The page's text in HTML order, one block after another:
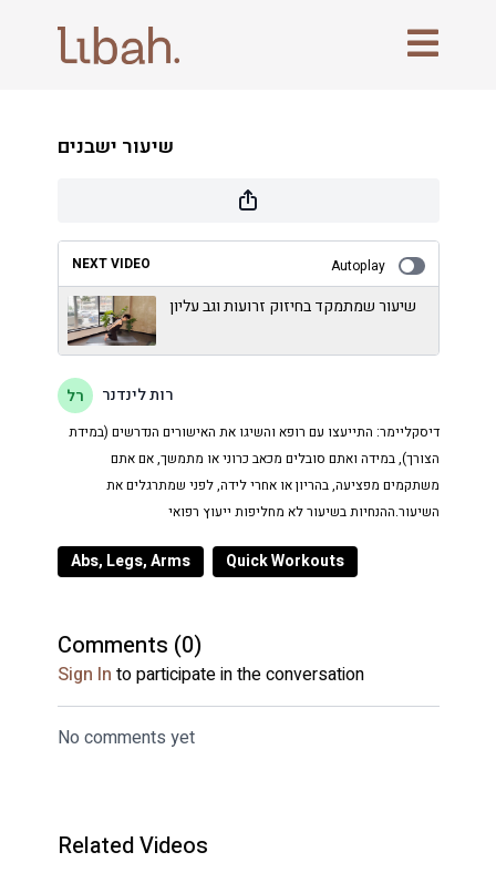
שיעור ישבנים
NEXT VIDEO Autoplay
שיעור שמתמקד בחיזוק זרועות וגב עליון
רות לינדנר
דיסקליימר: התייעצו עם רופא והשיגו את האישורים הנדרשים (במידת
הצורך), במידה ואתם סובלים מכאב כרוני או מתמשך, אם אתם
משתקמים מפציעה, בהריון או אחרי לידה, לפני שמתרגלים את
השיעור.ההנחיות בשיעור לא מחליפות ייעוץ רפואי
Abs, Legs, Arms Quick Workouts
Comments (0)
Sign In to participate in the conversation
No comments yet
Related Videos